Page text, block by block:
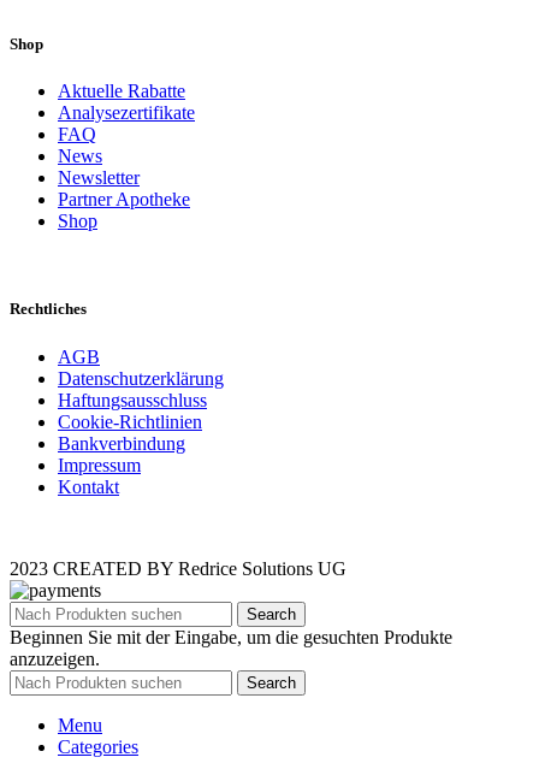
Shop
Aktuelle Rabatte
Analysezertifikate
FAQ
News
Newsletter
Partner Apotheke
Shop
Rechtliches
AGB
Datenschutzerklärung
Haftungsausschluss
Cookie-Richtlinien
Bankverbindung
Impressum
Kontakt
2023 CREATED BY Redrice Solutions UG
Search
Beginnen Sie mit der Eingabe, um die gesuchten Produkte
anzuzeigen.
Search
Menu
Categories